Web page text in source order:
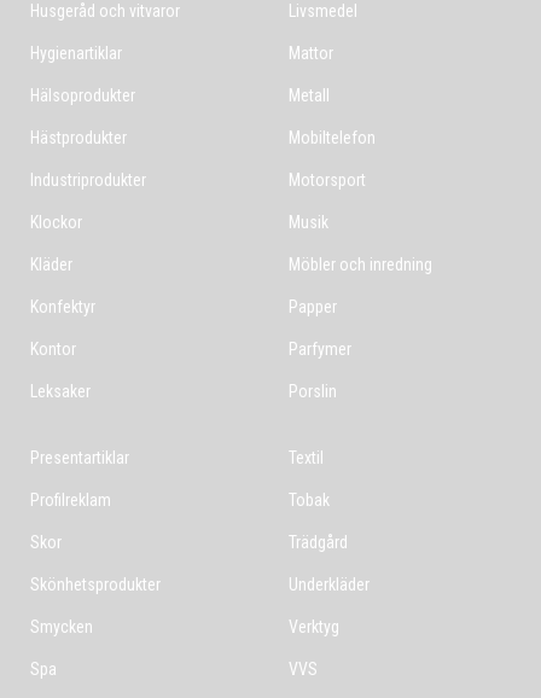
Husgeråd och vitvaror
Hygienartiklar
Hälsoprodukter
Hästprodukter
Industriprodukter
Klockor
Kläder
Konfektyr
Kontor
Leksaker
Livsmedel
Mattor
Metall
Mobiltelefon
Motorsport
Musik
Möbler och inredning
Papper
Parfymer
Porslin
Presentartiklar
Profilreklam
Skor
Skönhetsprodukter
Smycken
Spa
Textil
Tobak
Trädgård
Underkläder
Verktyg
VVS